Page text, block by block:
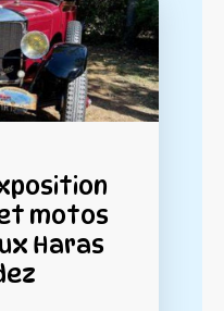
motos
Haras